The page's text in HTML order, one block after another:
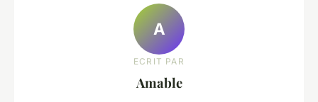
A
ECRIT PAR
Amable